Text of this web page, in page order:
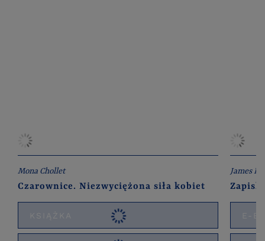
Mona Chollet
Czarownice. Niezwyciężona siła kobiet
KSIĄŻKA
James
E-